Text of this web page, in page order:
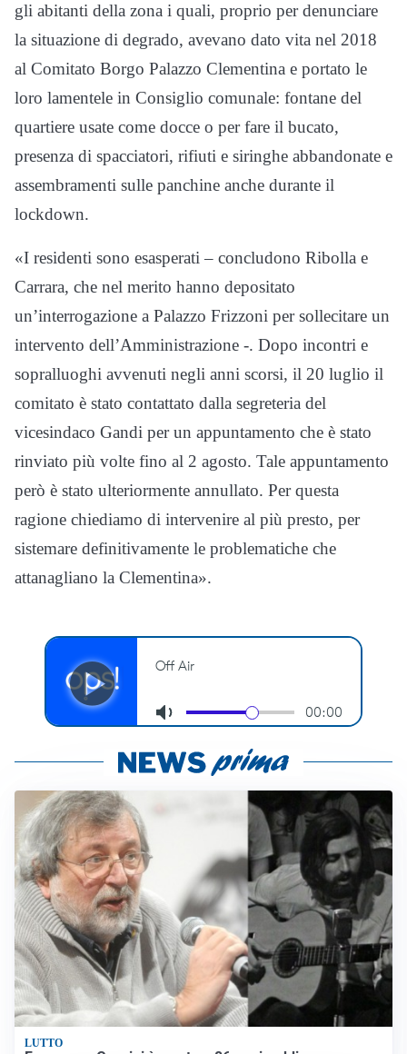
gli abitanti della zona i quali, proprio per denunciare
la situazione di degrado, avevano dato vita nel 2018
al Comitato Borgo Palazzo Clementina e portato le
loro lamentele in Consiglio comunale: fontane del
quartiere usate come docce o per fare il bucato,
presenza di spacciatori, rifiuti e siringhe abbandonate e
assembramenti sulle panchine anche durante il
lockdown.
«I residenti sono esasperati – concludono Ribolla e
Carrara, che nel merito hanno depositato
un’interrogazione a Palazzo Frizzoni per sollecitare un
intervento dell’Amministrazione -. Dopo incontri e
sopralluoghi avvenuti negli anni scorsi, il 20 luglio il
comitato è stato contattato dalla segreteria del
vicesindaco Gandi per un appuntamento che è stato
rinviato più volte fino al 2 agosto. Tale appuntamento
però è stato ulteriormente annullato. Per questa
ragione chiediamo di intervenire al più presto, per
sistemare definitivamente le problematiche che
attanagliano la Clementina».
LUTTO